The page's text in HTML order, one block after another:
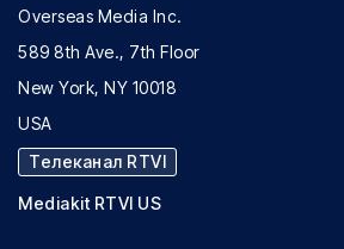
Overseas Media Inc.
589 8th Ave., 7th Floor
New York, NY 10018
USA
Телеканал RTVI
Mediakit RTVI US